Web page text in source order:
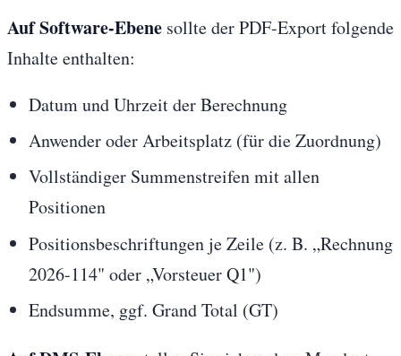
Auf Software-Ebene sollte der PDF-Export folgende
Inhalte enthalten:
Datum und Uhrzeit der Berechnung
Anwender oder Arbeitsplatz (für die Zuordnung)
Vollständiger Summenstreifen mit allen
Positionen
Positionsbeschriftungen je Zeile (z. B. „Rechnung
2026-114" oder „Vorsteuer Q1")
Endsumme, ggf. Grand Total (GT)